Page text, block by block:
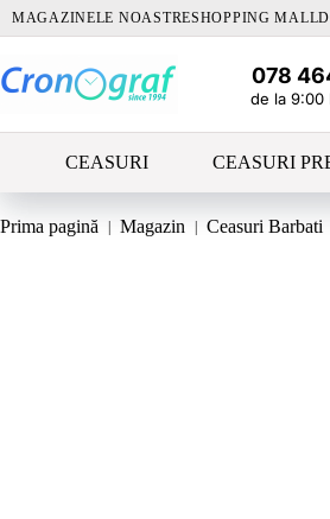
SariMAGAZINELE NOASTRESHOPPING
078
de la 9:00
CEASURI CEASURI
Prima pagină Magazin Ceasuri Barbati